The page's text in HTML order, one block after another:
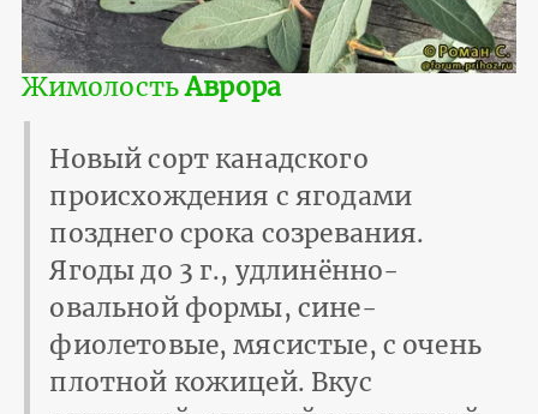
ЖимолостьАврора
Новый сорт канадского
происхождения с ягодами
позднего срока созревания.
Ягоды до 3 г., удлинённо-
овальной формы, сине-
фиолетовые, мясистые, с очень
плотной кожицей. Вкус